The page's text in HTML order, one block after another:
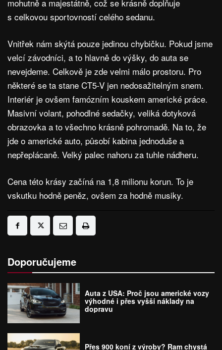
mohutně a majestátně, což se krásně doplňuje
s celkovou sportovností celého sedanu.
Vnitřek nám skýtá pouze jedinou chybičku. Pokud jsme
velcí závodníci, a to hlavně do výšky, do auta se
nevejdeme. Celkově je zde velmi málo prostoru. Pro
některé se ta stane CT5-V jen nedosažitelným snem.
Interiér je ovšem famózním kouskem americké práce.
Masivní volant, pohodlné sedačky, veliká dotyková
obrazovka a to všechno krásně pohromadě. Na to, že
jde o americké auto, působí kabina jednoduše a
nepřeplácaně. Velký palec nahoru za tuhle nádheru.
Cena této krásy začíná na 1,8 milionu korun. To je
vskutku hodně peněz, ovšem za hodně musiky.
Doporučujeme
Auta z USA: Proč jsou americké vozy
výhodné i přes vyšší náklady na
dopravu
Přes 900 koní z výroby? Ram chystá